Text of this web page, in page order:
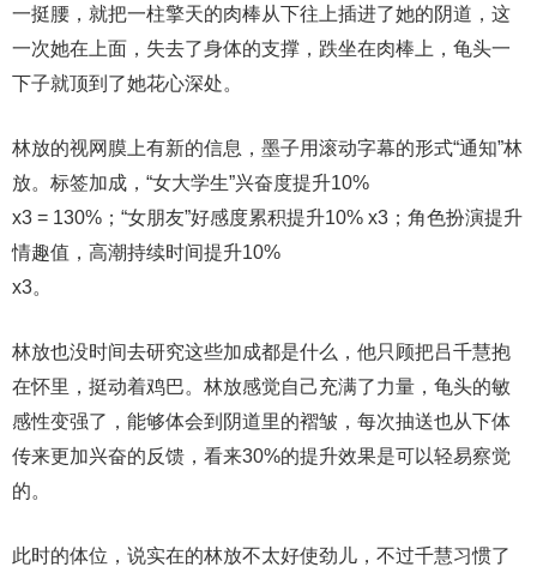
一挺腰，就把一柱擎天的肉棒从下往上插进了她的阴道，这
一次她在上面，失去了身体的支撑，跌坐在肉棒上，龟头一
下子就顶到了她花心深处。
林放的视网膜上有新的信息，墨子用滚动字幕的形式“通知”林
放。标签加成，“女大学生”兴奋度提升10%
x3 = 130%；“女朋友”好感度累积提升10% x3；角色扮演提升
情趣值，高潮持续时间提升10%
x3。
林放也没时间去研究这些加成都是什么，他只顾把吕千慧抱
在怀里，挺动着鸡巴。林放感觉自己充满了力量，龟头的敏
感性变强了，能够体会到阴道里的褶皱，每次抽送也从下体
传来更加兴奋的反馈，看来30%的提升效果是可以轻易察觉
的。
此时的体位，说实在的林放不太好使劲儿，不过千慧习惯了